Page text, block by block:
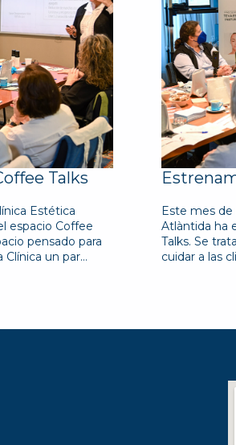
Talks
Estética
espacio Coffee
pensado para
Clínica un par…
Este mes de
Atlàntida ha
Talks. Se
cuidar a las